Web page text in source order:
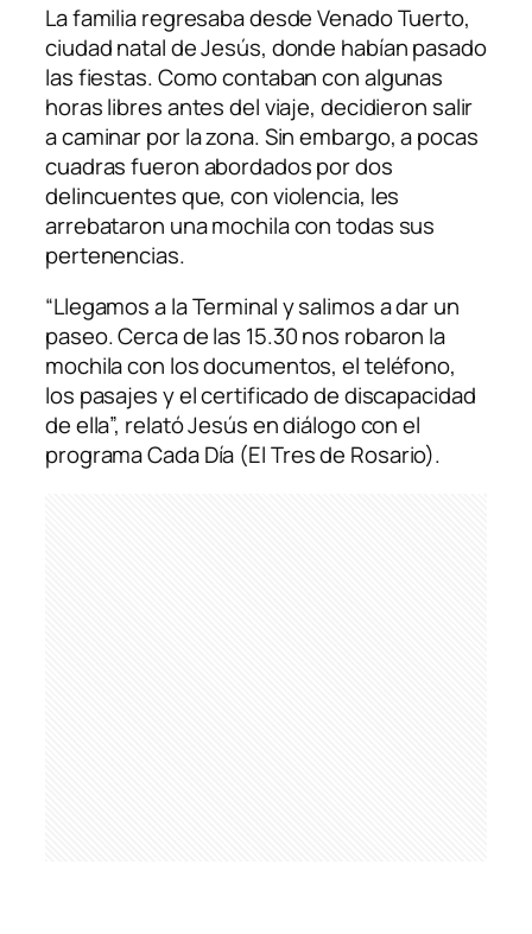
La familia regresaba desde Venado Tuerto,
ciudad natal de Jesús, donde habían pasado
las fiestas. Como contaban con algunas
horas libres antes del viaje, decidieron salir
a caminar por la zona. Sin embargo, a pocas
cuadras fueron abordados por dos
delincuentes que, con violencia, les
arrebataron una mochila con todas sus
pertenencias.
“Llegamos a la Terminal y salimos a dar un
paseo. Cerca de las 15.30 nos robaron la
mochila con los documentos, el teléfono,
los pasajes y el certificado de discapacidad
de ella”, relató Jesús en diálogo con el
programaCada Día (El Tres de Rosario).